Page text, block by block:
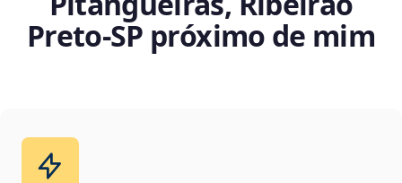
Preto‑SP próximo de mim